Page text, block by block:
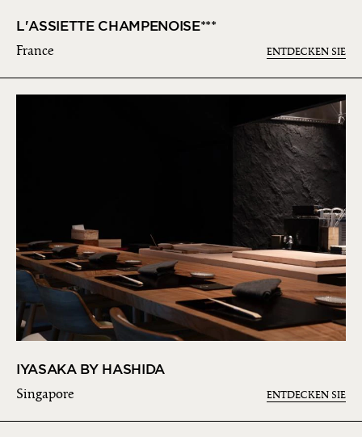
L'ASSIETTE CHAMPENOISE***
France ENTDECKEN SIE
IYASAKA BY HASHIDA
Singapore ENTDECKEN SIE